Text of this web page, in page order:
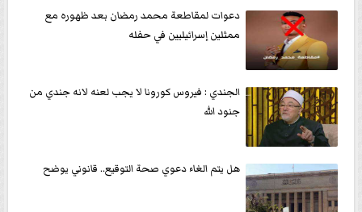
دعوات لمقاطعة محمد رمضان بعد ظهوره مع
ممثلين إسرائيليين في حفله
الجندي : فيروس كورونا لا يجب لعنه لانه جندي من
جنود الله
هل يتم الغاء دعوي صحة التوقيع.. قانوني يوضح